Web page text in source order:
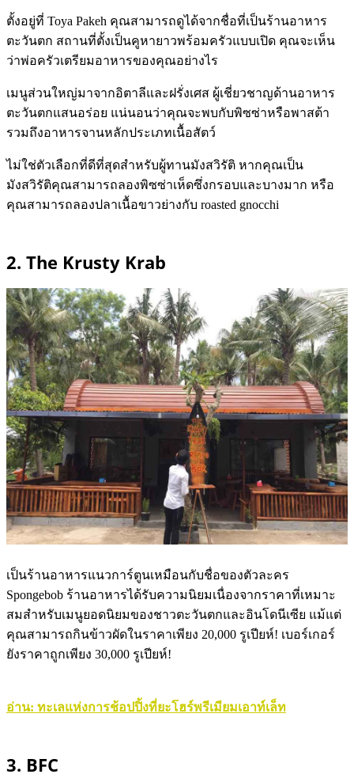
ตั้งอยู่ที่ Toya Pakeh คุณสามารถดูได้จากชื่อที่เป็นร้านอาหาร
ตะวันตก สถานที่ตั้งเป็นคูหายาวพร้อมครัวแบบเปิด คุณจะเห็น
ว่าพ่อครัวเตรียมอาหารของคุณอย่างไร
เมนูส่วนใหญ่มาจากอิตาลีและฝรั่งเศส ผู้เชี่ยวชาญด้านอาหาร
ตะวันตกแสนอร่อย แน่นอนว่าคุณจะพบกับพิซซ่าหรือพาสต้า
รวมถึงอาหารจานหลักประเภทเนื้อสัตว์
ไม่ใช่ตัวเลือกที่ดีที่สุดสำหรับผู้ทานมังสวิรัติ หากคุณเป็น
มังสวิรัติคุณสามารถลองพิซซ่าเห็ดซึ่งกรอบและบางมาก หรือ
คุณสามารถลองปลาเนื้อขาวย่างกับ roasted gnocchi
2. The Krusty Krab
เป็นร้านอาหารแนวการ์ตูนเหมือนกับชื่อของตัวละคร
Spongebob ร้านอาหารได้รับความนิยมเนื่องจากราคาที่เหมาะ
สมสำหรับเมนูยอดนิยมของชาวตะวันตกและอินโดนีเซีย แม้แต่
คุณสามารถกินข้าวผัดในราคาเพียง 20,000 รูเปียห์! เบอร์เกอร์
ยังราคาถูกเพียง 30,000 รูเปียห์!
อ่าน: ทะเลแห่งการช้อปปิ้งที่ยะโฮร์พรีเมียมเอาท์เล็ท
3. BFC